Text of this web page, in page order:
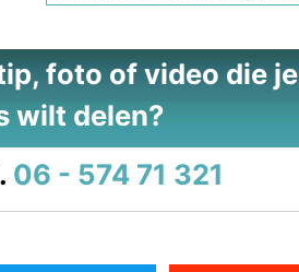
foto of video die je
wilt delen?
06 - 574 71 321